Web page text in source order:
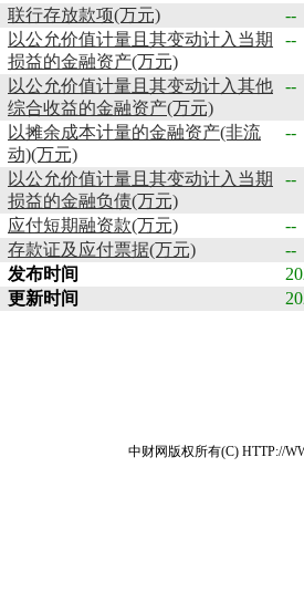
联行存放款项(万元)
--
以公允价值计量且其变动计入当期
损益的金融资产(万元)
--
以公允价值计量且其变动计入其他
综合收益的金融资产(万元)
--
以摊余成本计量的金融资产(非流
动)(万元)
--
以公允价值计量且其变动计入当期
损益的金融负债(万元)
--
应付短期融资款(万元) --
存款证及应付票据(万元)
--
发布时间
更新时间
中财网版权所有(C) HTTP://